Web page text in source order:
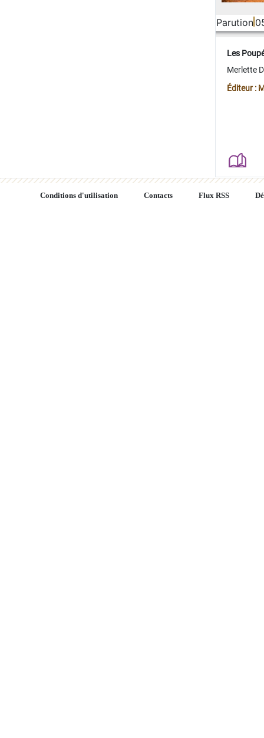
Parution
Les
Merlette
Éditeur :
Conditions d'utilisation Contacts Flux RSS